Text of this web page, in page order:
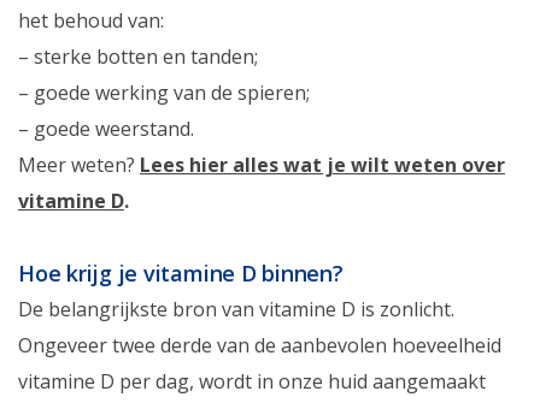
het behoud van:
– sterke botten en tanden;
– goede werking van de spieren;
– goede weerstand.
Meer weten? Lees hier alles wat je wilt weten over
vitamine D.
Hoe krijg je vitamine D binnen?
De belangrijkste bron van vitamine D is zonlicht.
Ongeveer twee derde van de aanbevolen hoeveelheid
vitamine D per dag, wordt in onze huid aangemaakt